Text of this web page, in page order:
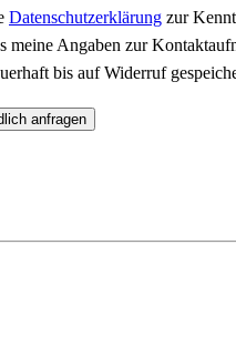
Datenschutzerklärung zur
meine Angaben zur
bis auf Widerruf